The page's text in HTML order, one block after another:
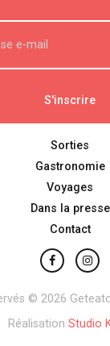
Sorties
Gastronomie
Voyages
Dans la presse
Contact
© 2026
Réalisation Studio